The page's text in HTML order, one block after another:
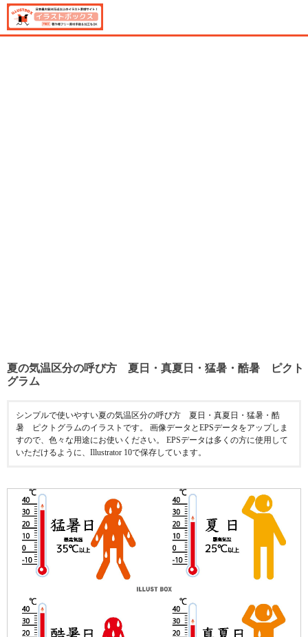
夏の気温区分の呼び方 夏日・真夏日・猛暑・酷暑 ピクト
グラム
シンプルで使いやすい夏の気温区分の呼び方 夏日・真夏日・猛暑・酷
暑 ピクトグラムのイラストです。 画像データとEPSデータをアップしま
すので、色々な用途にお使いください。 EPSデータは多くの方に使用して
いただけるように、Illustrator 10で保存しています。